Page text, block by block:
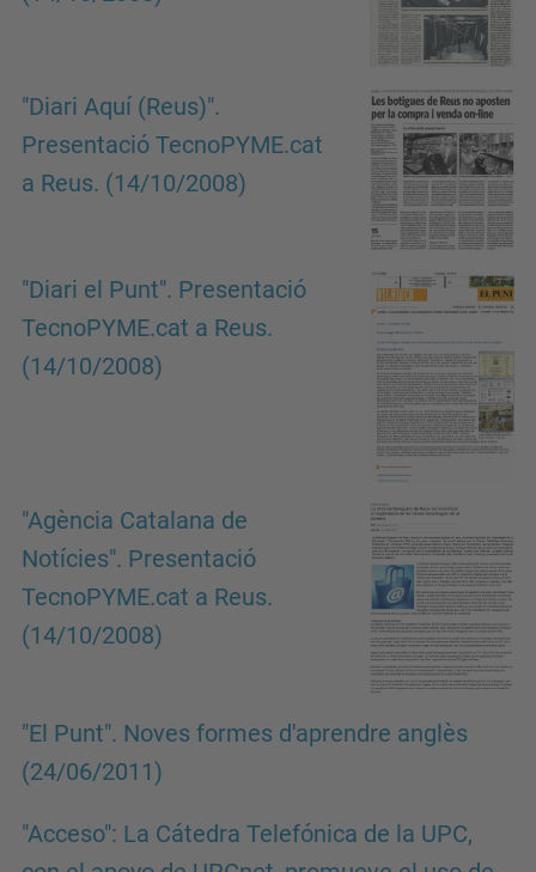
"Diari Aquí (Reus)".
Presentació TecnoPYME.cat
a Reus. (14/10/2008)
"Diari el Punt". Presentació
TecnoPYME.cat a Reus.
(14/10/2008)
"Agència Catalana de
Notícies". Presentació
TecnoPYME.cat a Reus.
(14/10/2008)
"El Punt". Noves formes d'aprendre anglès
(24/06/2011)
"Acceso": La Cátedra Telefónica de la UPC,